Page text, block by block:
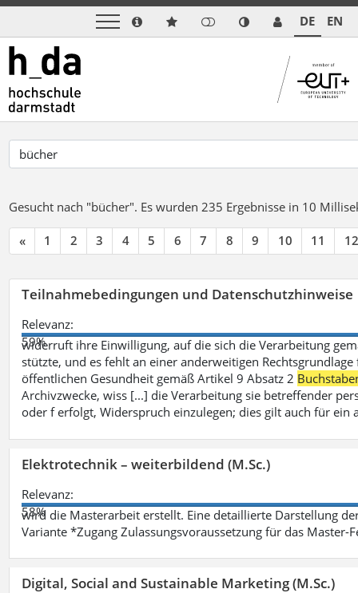
DE EN
Gesucht nach "bücher". Es wurden 235 Ergebnisse in 10
« 1 2 3 4 5 6 7 8 9 10 11 12
Teilnahmebedingungen und Datenschutzhinweise
Relevanz:
59%
widerruft ihre Einwilligung, auf die sich die Verarbeitung
stützte, und es fehlt an einer anderweitigen
öffentlichen Gesundheit gemäß Artikel 9 Absatz 2
Archivzwecke, wiss [...] die Verarbeitung sie betreffender
oder f erfolgt, Widerspruch einzulegen; dies gilt auch für ein
Elektrotechnik – weiterbildend (M.Sc.)
Relevanz:
58%
wird die Masterarbeit erstellt. Eine detaillierte Darstellung
Variante *Zugang Zulassungsvoraussetzung für das Master-
Digital, Social and Sustainable Marketing (M.Sc.)